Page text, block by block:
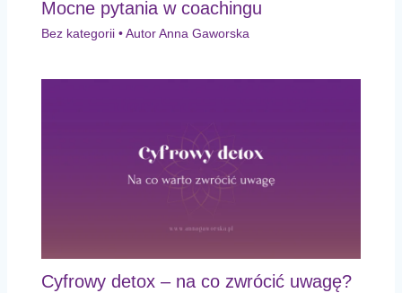
Mocne pytania w coachingu
Bez kategorii• Autor Anna Gaworska
Cyfrowy detox – na co zwrócić uwagę?